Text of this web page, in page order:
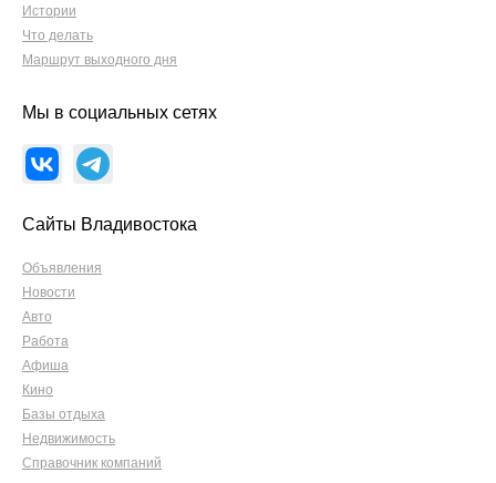
Истории
Что делать
Маршрут выходного дня
Мы в социальных сетях
Сайты Владивостока
Объявления
Новости
Авто
Работа
Афиша
Кино
Базы отдыха
Недвижимость
Справочник компаний